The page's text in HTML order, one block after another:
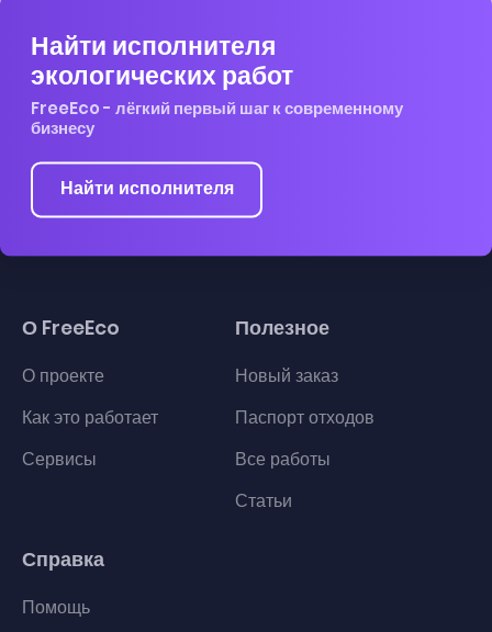
Найти исполнителя
экологических работ
FreeEco - лёгкий первый шаг к современному
бизнесу
Найти исполнителя
О FreeEco
О проекте
Как это работает
Сервисы
Полезное
Новый заказ
Паспорт отходов
Все работы
Статьи
Справка
Помощь